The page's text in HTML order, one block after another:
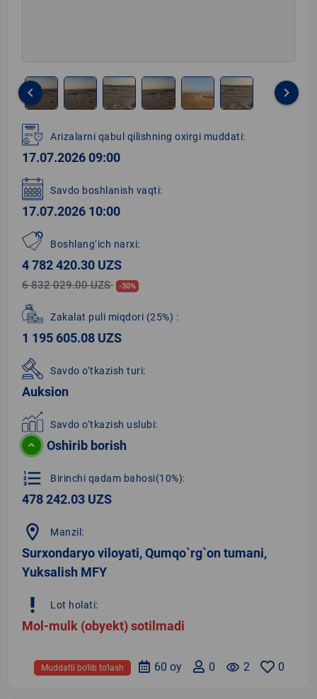
1
of
6
keyboard_arrow_left keyboard_arrow_right
Arizalarni qabul qilishning oxirgi muddati:
17.07.2026 09:00
Savdo boshlanish vaqti:
17.07.2026 10:00
Boshlang‘ich narxi:
4 782 420.30 UZS
6 832 029.00 UZS -30%
Zakalat puli miqdori (25%) :
1 195 605.08 UZS
Savdo o‘tkazish turi:
Auksion
Savdo o‘tkazish uslubi:
Oshirib borish
format_list_numbered Birinchi qadam bahosi(10%):
478 242.03 UZS
location_on Manzil:
Surxondaryo viloyati, Qumqo`rg`on tumani,
Yuksalish MFY
priority_high Lot holati:
Mol-mulk (obyekt) sotilmadi
0
remove_red_eye 2
0
60 oy
Muddatli bo‘lib to‘lash